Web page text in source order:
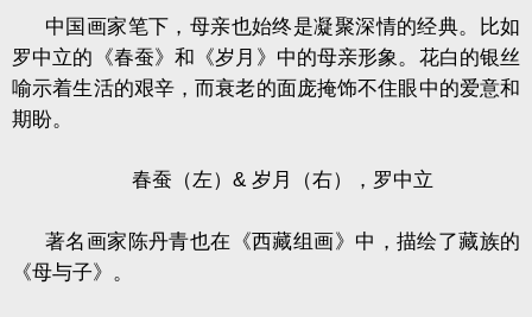
中国画家笔下，母亲也始终是凝聚深情的经典。比如
罗中立的《春蚕》和《岁月》中的母亲形象。花白的银丝
喻示着生活的艰辛，而衰老的面庞掩饰不住眼中的爱意和
期盼。
春蚕（左） & 岁月（右），罗中立
著名画家陈丹青也在《西藏组画》中，描绘了藏族的
《母与子》。